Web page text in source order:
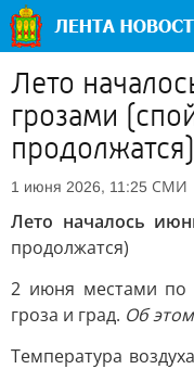
Лето
грозами
продолжатся)
1 июня 2026, 11:25 СМИ
Лето началось
продолжатся)
2 июня местами по
гроза и град. Об
Температура